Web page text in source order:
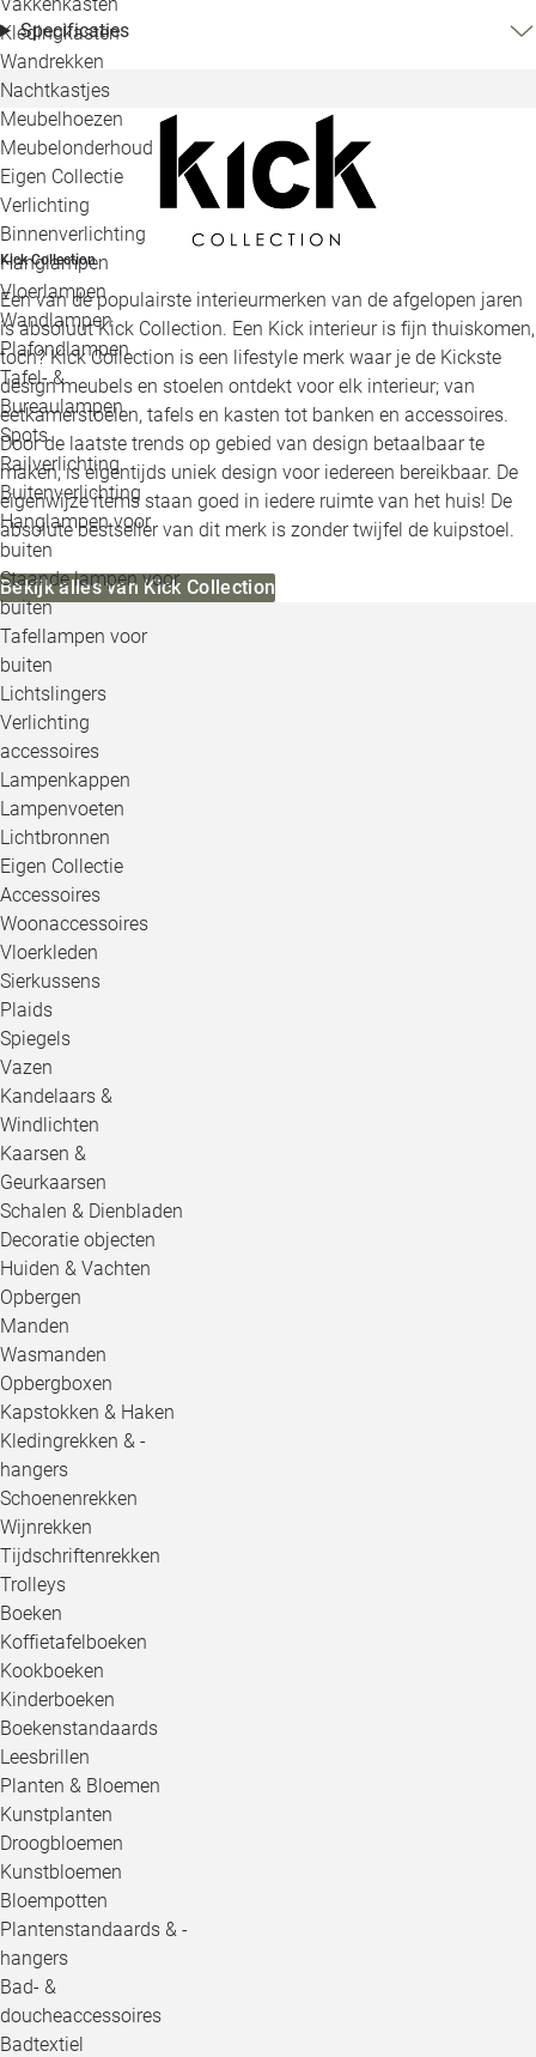
Kledingkasten
Wandrekken
Nachtkastjes
Meubelhoezen
Meubelonderhoud
Eigen Collectie
Verlichting
Binnenverlichting
Hanglampen
Vloerlampen
Wandlampen
Plafondlampen
Tafel- &
Bureaulampen
Spots
Railverlichting
Buitenverlichting
Hanglampen voor
buiten
Staande lampen voor
buiten
Tafellampen voor
buiten
Lichtslingers
Verlichting
accessoires
Lampenkappen
Lampenvoeten
Lichtbronnen
Eigen Collectie
Accessoires
Woonaccessoires
Vloerkleden
Sierkussens
Plaids
Spiegels
Vazen
Kandelaars &
Windlichten
Kaarsen &
Geurkaarsen
Schalen & Dienbladen
Decoratie objecten
Huiden & Vachten
Opbergen
Manden
Wasmanden
Opbergboxen
Kapstokken & Haken
Kledingrekken & -
hangers
Schoenenrekken
Wijnrekken
Tijdschriftenrekken
Trolleys
Boeken
Koffietafelboeken
Kookboeken
Kinderboeken
Boekenstandaards
Leesbrillen
Planten & Bloemen
Kunstplanten
Droogbloemen
Kunstbloemen
Bloempotten
Plantenstandaards & -
hangers
Bad- &
doucheaccessoires
Badtextiel
Specificaties
Kick Collection
Een van de populairste interieurmerken van de afgelopen jaren
is absoluut Kick Collection. Een Kick interieur is fijn thuiskomen,
toch? Kick Collection is een lifestyle merk waar je de Kickste
design meubels en stoelen ontdekt voor elk interieur; van
eetkamerstoelen, tafels en kasten tot banken en accessoires.
Door de laatste trends op gebied van design betaalbaar te
maken, is eigentijds uniek design voor iedereen bereikbaar. De
eigenwijze items staan goed in iedere ruimte van het huis! De
absolute bestseller van dit merk is zonder twijfel de kuipstoel.
Bekijk alles van Kick Collection